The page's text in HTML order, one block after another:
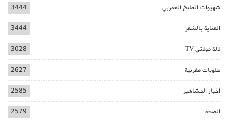
شهيوات الطبخ المغربي 3444
العناية بالشعر 3444
لالة مولاتي TV 3028
حلويات مغربية 2627
أخبار المشاهير 2585
الصحة 2579